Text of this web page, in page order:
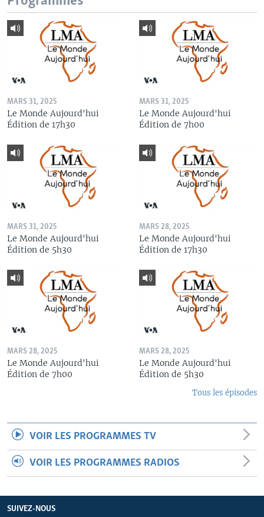
MARS 31, 2025
Le Monde Aujourd'hui
Édition de 17h30
MARS 31, 2025
Le Monde Aujourd'hui
Édition de 7h00
MARS 31, 2025
Le Monde Aujourd'hui
Édition de 5h30
MARS 28, 2025
Le Monde Aujourd'hui
Édition de 17h30
MARS 28, 2025
Le Monde Aujourd'hui
Édition de 7h00
MARS 28, 2025
Le Monde Aujourd'hui
Édition de 5h30
Tous les épisodes
VOIR LES PROGRAMMES TV
VOIR LES PROGRAMMES RADIOS
SUIVEZ-NOUS